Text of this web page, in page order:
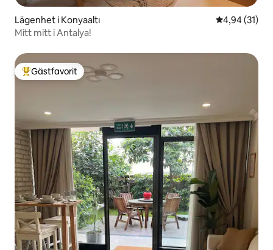
Lägenhet i Konyaaltı 4,94 av 5 i
4,94 (31)
Mitt mitt i Antalya!
Populär gästfavorit
Gästfavorit